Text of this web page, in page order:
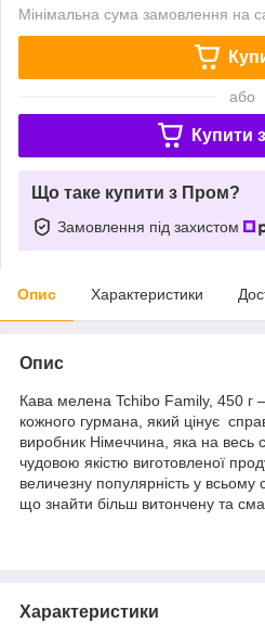
Мінімальна сума замовлення на
або
Купити з
Що таке купити з Пром?
Замовлення під захистом
Опис Характеристики
Опис
Кава мелена Tchibo Family, 450 г
кожного гурмана, який цінує
виробник Німеччина, яка на весь
чудовою якістю виготовленої
величезну популярність у всьому
що знайти більш витончену та
Характеристики